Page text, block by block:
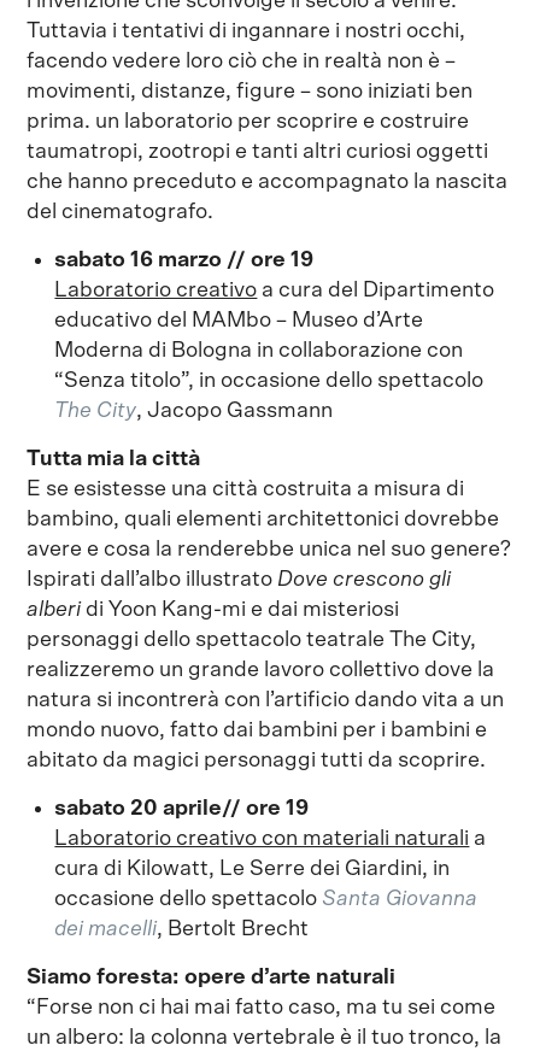
Tuttavia i tentativi di ingannare i nostri occhi,
facendo vedere loro ciò che in realtà non è –
movimenti, distanze, figure – sono iniziati ben
prima. un laboratorio per scoprire e costruire
taumatropi, zootropi e tanti altri curiosi oggetti
che hanno preceduto e accompagnato la nascita
del cinematografo.
sabato 16 marzo // ore 19
Laboratorio creativo a cura del Dipartimento
educativo del MAMbo – Museo d’Arte
Moderna di Bologna in collaborazione con
“Senza titolo”, in occasione dello spettacolo
The City, Jacopo Gassmann
Tutta mia la città
E se esistesse una città costruita a misura di
bambino, quali elementi architettonici dovrebbe
avere e cosa la renderebbe unica nel suo genere?
Ispirati dall’albo illustrato Dove crescono gli
alberi di Yoon Kang-mi e dai misteriosi
personaggi dello spettacolo teatrale The City,
realizzeremo un grande lavoro collettivo dove la
natura si incontrerà con l’artificio dando vita a un
mondo nuovo, fatto dai bambini per i bambini e
abitato da magici personaggi tutti da scoprire.
sabato 20 aprile// ore 19
Laboratorio creativo con materiali naturali a
cura di Kilowatt, Le Serre dei Giardini, in
occasione dello spettacolo Santa Giovanna
dei macelli, Bertolt Brecht
Siamo foresta: opere d’arte naturali
“Forse non ci hai mai fatto caso, ma tu sei come
un albero: la colonna vertebrale è il tuo tronco, la